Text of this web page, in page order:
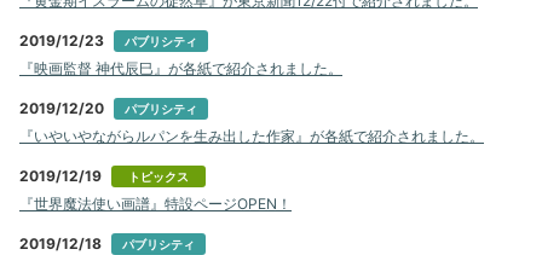
2019/12/23 パブリシティ
『映画監督 神代辰巳』が各紙で紹介されました。
2019/12/20 パブリシティ
『いやいやながらルパンを生み出した作家』が各紙で紹介されました。
2019/12/19 トピックス
『世界魔法使い画譜』特設ページOPEN！
2019/12/18 パブリシティ